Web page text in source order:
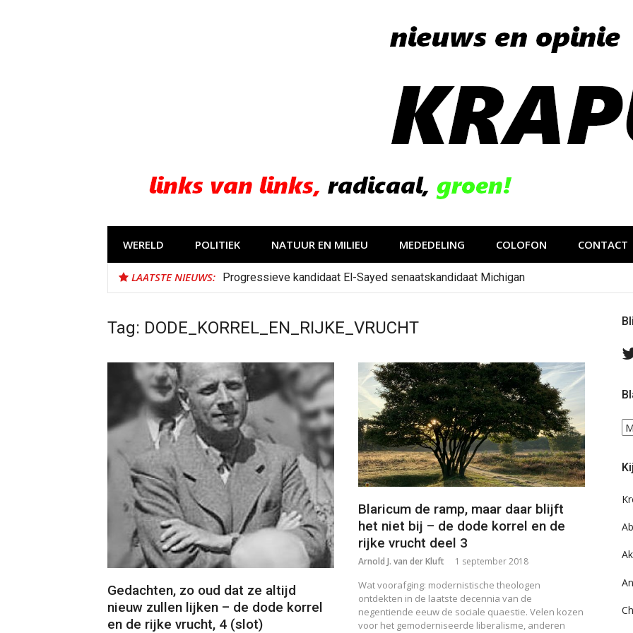
WERELD POLITIEK NATUUR EN MILIEU MEDEDELING COLOFON CONTACT
LAATSTE NIEUWS: Progressieve kandidaat El-Sayed senaatskandidaat Michigan
Tag: DODE_KORREL_EN_RIJKE_VRUCHT
Gedachten, zo oud dat ze altijd
nieuw zullen lijken – de dode korrel
en de rijke vrucht, 4 (slot)
Blaricum de ramp, maar daar blijft
het niet bij – de dode korrel en de
rijke vrucht deel 3
Arnold J. van der Kluft 1 september 2018
Wat voorafging: modernistische theologen
ontdekten in de laatste decennia van de
negentiende eeuw de sociale quaestie. Velen kozen
voor het gemoderniseerde liberalisme, anderen